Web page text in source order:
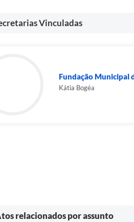
Vinculadas
Fundação Municipal
Kátia Bogéa
relacionados por assunto